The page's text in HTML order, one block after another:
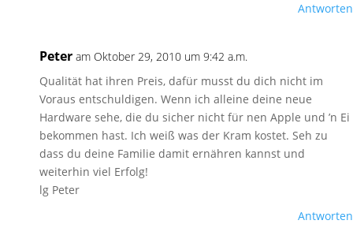
Antworten
Peter am Oktober 29, 2010 um 9:42 a.m.
Qualität hat ihren Preis, dafür musst du dich nicht im
Voraus entschuldigen. Wenn ich alleine deine neue
Hardware sehe, die du sicher nicht für nen Apple und ’n Ei
bekommen hast. Ich weiß was der Kram kostet. Seh zu
dass du deine Familie damit ernähren kannst und
weiterhin viel Erfolg!
lg Peter
Antworten